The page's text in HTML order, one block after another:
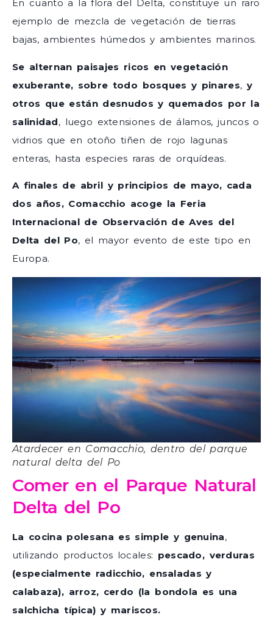
En cuanto a la flora del Delta, constituye un raro
ejemplo de mezcla de vegetación de tierras
bajas, ambientes húmedos y ambientes marinos.
Se alternan paisajes ricos en vegetación
exuberante, sobre todo bosques y pinares, y
otros que están desnudos y quemados por la
salinidad, luego extensiones de álamos, juncos o
vidrios que en otoño tiñen de rojo lagunas
enteras, hasta especies raras de orquídeas.
A finales de abril y principios de mayo, cada
dos años, Comacchio acoge la Feria
Internacional de Observación de Aves del
Delta del Po, el mayor evento de este tipo en
Europa.
Atardecer en Comacchio, dentro del parque
natural delta del Po
Comer en el Parque Natural
Delta del Po
La cocina polesana es simple y genuina,
utilizando productos locales: pescado, verduras
(especialmente radicchio, ensaladas y
calabaza), arroz, cerdo (la bondola es una
salchicha típica) y mariscos.